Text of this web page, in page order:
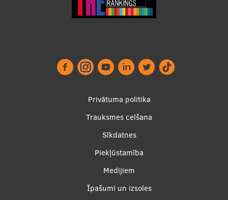
Privātuma politika
Trauksmes celšana
Sīkdatnes
Piekļūstamība
Medijiem
Īpašumi un izsoles